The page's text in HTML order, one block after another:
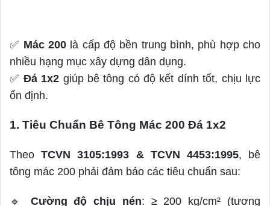
✅ Mác 200 là cấp độ bền trung bình, phù hợp cho
nhiều hạng mục xây dựng dân dụng.
✅ Đá 1x2 giúp bê tông có độ kết dính tốt, chịu lực
ổn định.
1. Tiêu Chuẩn Bê Tông Mác 200 Đá 1x2
TheoTCVN 3105:1993 & TCVN 4453:1995, bê
tông mác 200 phải đảm bảo các tiêu chuẩn sau:
🔹 Cường độ chịu nén: ≥ 200 kg/cm² (tương